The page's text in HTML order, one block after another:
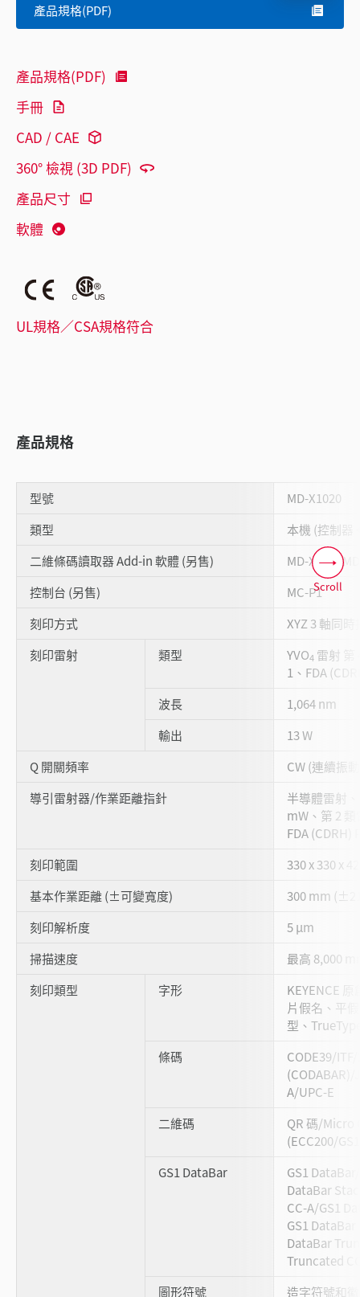
產品規格(PDF)
產品規格(PDF)
手冊
CAD / CAE
360° 檢視 (3D PDF)
產品尺寸
軟體
UL規格／CSA規格符合
產品規格
型號
MD-X1020
類型
本機 (控制器
二維條碼讀取器 Add-in 軟體 (另售)
MD-XAD1/
控制台 (另售)
MC-P1
刻印方式
XYZ 3 軸同
刻印雷射
類型 YVO4 雷射 第
1、FDA
波長
1,064 nm
輸出
13 W
Q 開關頻率
CW (連續振
導引雷射器/作業距離指針
半導體雷射
mW、第 2
FDA (CDRH)
刻印範圍
330 x 330 x
基本作業距離 (±可變寬度)
300 mm
刻印解析度
5 µm
掃描速度
最高 8,000
刻印類型
字形
KEYENCE
片假名、平
型、
條碼
CODE39/
A/UPC-E
二維碼
QR 碼/Micro
(ECC200/
GS1 DataBar
GS1
DataBar
CC-A/GS1
GS1
DataBar
Truncated
圖形符號
造字符號和
Scroll